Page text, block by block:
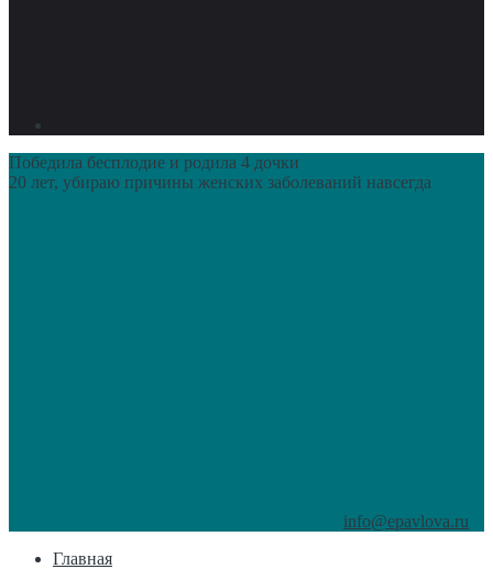
Победила бесплодие и родила 4 дочки
20 лет, убираю причины женских заболеваний навсегда
info@epavlova.ru
Главная